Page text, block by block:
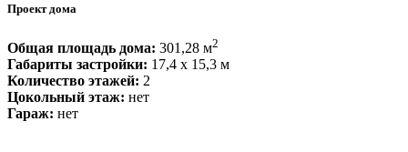
Проект дома
Общая площадь дома: 301,28 м2
Габариты застройки: 17,4 x 15,3 м
Количество этажей: 2
Цокольный этаж: нет
Гараж: нет